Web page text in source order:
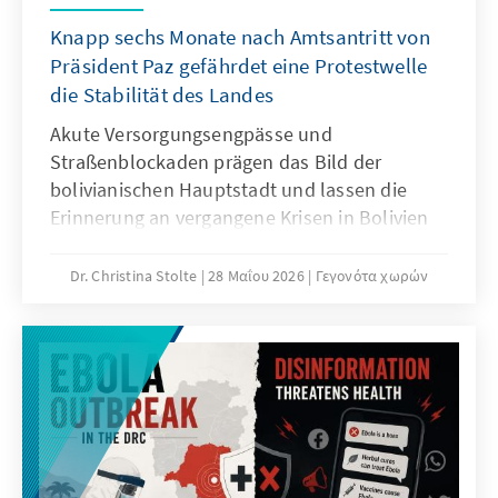
Knapp sechs Monate nach Amtsantritt von
Präsident Paz gefährdet eine Protestwelle
die Stabilität des Landes
Akute Versorgungsengpässe und
Straßenblockaden prägen das Bild der
bolivianischen Hauptstadt und lassen die
Erinnerung an vergangene Krisen in Bolivien
explosiven Mischung aus politischen
wachsender Unzufriedenheit einflussreicher
Gruppen. Die Regierung von Präsident Rodrigo
Paz steht unter akutem Handlungsdruck,
sieht sich jedoch von Beginn ihrer Amtszeit an
mit einem doppelten strukturellen Problem
konfrontiert: dem schweren Erbe der
Dr. Christina Stolte 28 Μαΐου 2026 Γεγονότα χωρών